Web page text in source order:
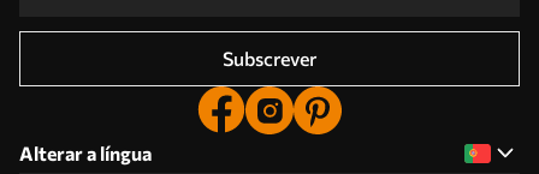
Subscrever
Alterar a língua